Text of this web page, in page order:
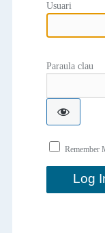
Usuari
Paraula clau
Remember